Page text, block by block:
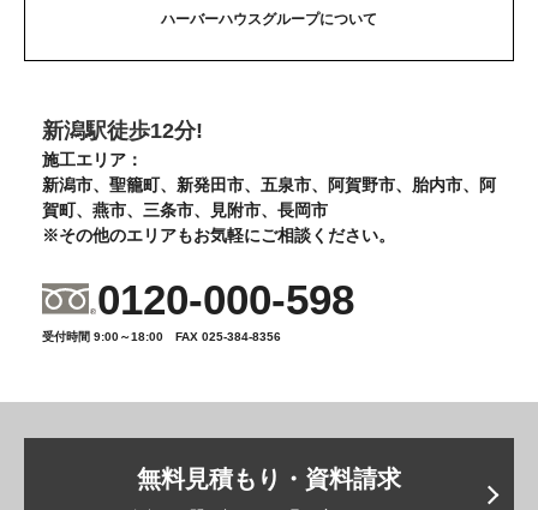
ハーバーハウスグループについて
新潟駅徒歩12分!
施工エリア：
新潟市、聖籠町、新発田市、五泉市、阿賀野市、胎内市、阿
賀町、燕市、三条市、見附市、長岡市
※その他のエリアもお気軽にご相談ください。
0120-000-598
受付時間 9:00～18:00 FAX 025-384-8356
無料見積もり・資料請求